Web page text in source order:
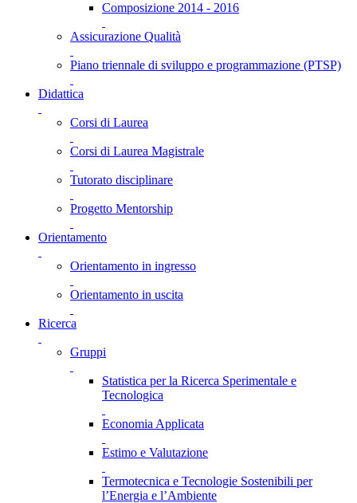
Composizione 2014 - 2016
Assicurazione Qualità
Piano triennale di sviluppo e programmazione (PTSP)
Didattica
Corsi di Laurea
Corsi di Laurea Magistrale
Tutorato disciplinare
Progetto Mentorship
Orientamento
Orientamento in ingresso
Orientamento in uscita
Ricerca
Gruppi
Statistica per la Ricerca Sperimentale e
Tecnologica
Economia Applicata
Estimo e Valutazione
Termotecnica e Tecnologie Sostenibili per
l’Energia e l’Ambiente